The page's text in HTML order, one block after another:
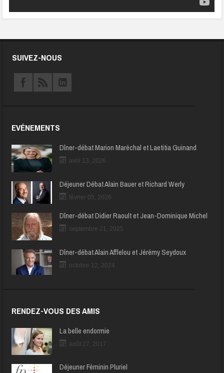
SUIVEZ-NOUS
EVÉNEMENTS
Dîner-débat Marion Maréchal et Laetitia Guinand
avril 13, 2026
Déjeuner Débat Alain Bauer et Richard Werly
février 05, 2026
Dîner-débat Didier Raoult et Jean-Dominique Michel
septembre 21, 2025
Dîner-débat Alain Afflelou et Jérémy Seydoux
octobre 12, 2024
RENDEZ-VOUS DES AMIS
La belle endormie
août 27, 2017
Déjeuner Féminin Pluriel